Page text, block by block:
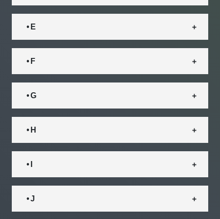
• E
• F
• G
• H
• I
• J